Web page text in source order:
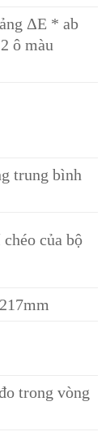
ΔE * ab
ô màu
trung bình
của bộ
trong vòng